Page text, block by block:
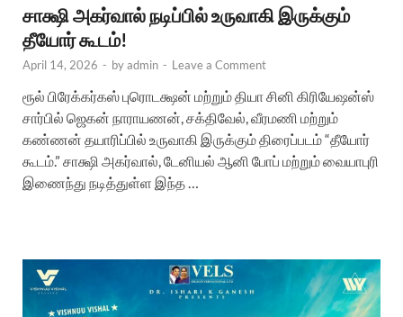
சாக்ஷி அகர்வால் நடிப்பில் உருவாகி இருக்கும்
தீயோர் கூடம்!
April 14, 2026 - byadmin - Leave a Comment
ரூல் பிரேக்கர்கஸ் புரொடக்ஷன் மற்றும் தியா சினி கிரியேஷன்ஸ்
சார்பில் ஜெகன் நாராயணன், சக்திவேல், வீரமணி மற்றும்
கண்ணன் தயாரிப்பில் உருவாகி இருக்கும் திரைப்படம் “தீயோர்
கூடம்.” சாக்ஷி அகர்வால், டேனியல் ஆனி போப் மற்றும் வையாபுரி
இணைந்து நடித்துள்ள இந்த …